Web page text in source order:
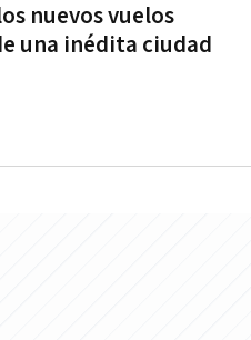
nuevos vuelos
una inédita ciudad